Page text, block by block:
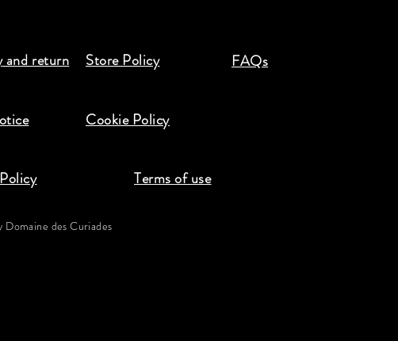
and return Store Policy FAQs
Cookie Policy
Terms of use
des Curiades